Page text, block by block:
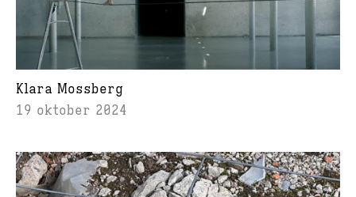
Klara Mossberg
19 oktober 2024